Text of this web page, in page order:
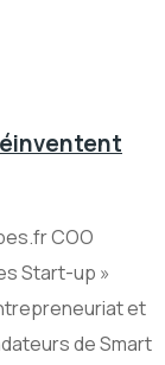
COO
Start-up »
et
de Smart